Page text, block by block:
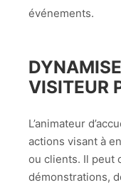
événements.
VISITEUR
L’animateur
actions visant à
ou clients. Il peut
démonstrations,